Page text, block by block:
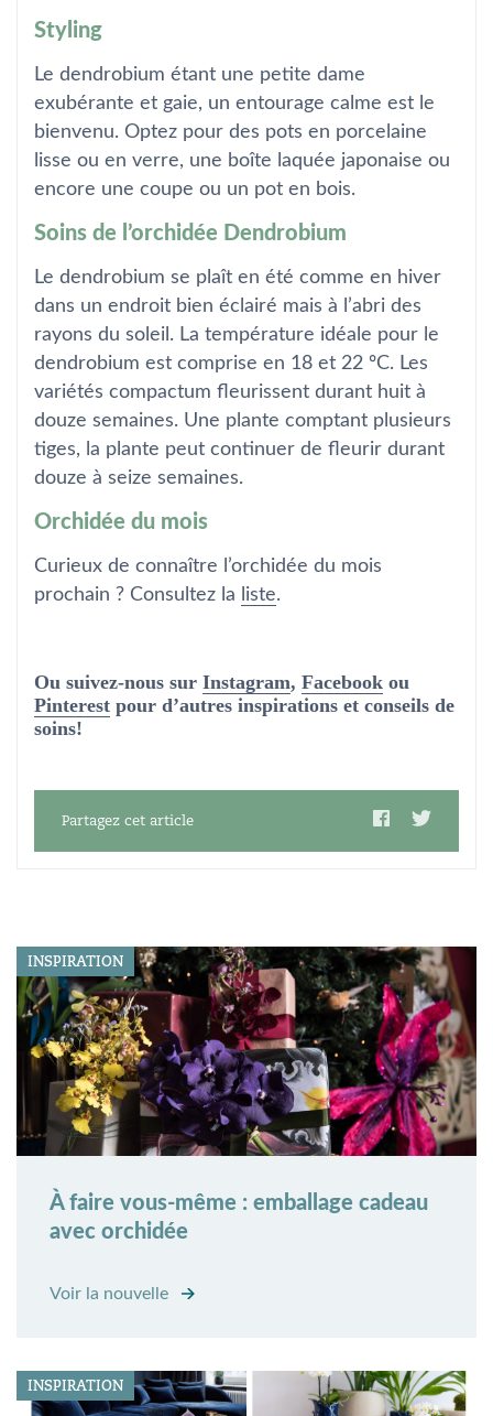
Styling
Le dendrobium étant une petite dame
exubérante et gaie, un entourage calme est le
bienvenu. Optez pour des pots en porcelaine
lisse ou en verre, une boîte laquée japonaise ou
encore une coupe ou un pot en bois.
Soins de l’orchidée Dendrobium
Le dendrobium se plaît en été comme en hiver
dans un endroit bien éclairé mais à l’abri des
rayons du soleil. La température idéale pour le
dendrobium est comprise en 18 et 22 ºC. Les
variétés compactum fleurissent durant huit à
douze semaines. Une plante comptant plusieurs
tiges, la plante peut continuer de fleurir durant
douze à seize semaines.
Orchidée du mois
Curieux de connaître l’orchidée du mois
prochain ? Consultez la
liste.
Ou suivez-nous sur Instagram, Facebook ou
Pinterest pour d’autres inspirations et conseils de
soins!
Partagez cet article
INSPIRATION
À faire vous-même : emballage cadeau
avec orchidée
Voir la nouvelle
INSPIRATION